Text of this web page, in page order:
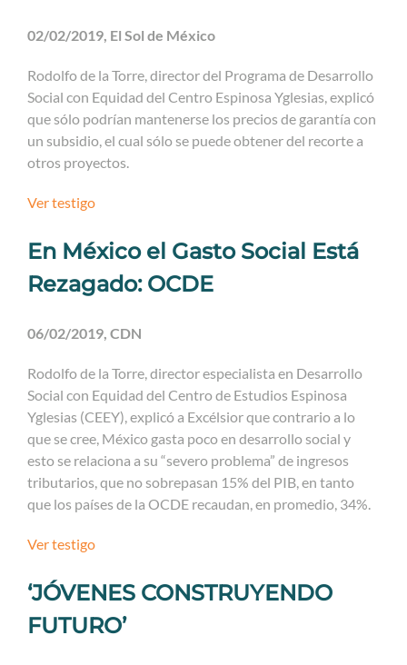
02/02/2019, El Sol de México
Rodolfo de la Torre, director del Programa de Desarrollo
Social con Equidad del Centro Espinosa Yglesias, explicó
que sólo podrían mantenerse los precios de garantía con
un subsidio, el cual sólo se puede obtener del recorte a
otros proyectos.
Ver testigo
En México el Gasto Social Está
Rezagado: OCDE
06/02/2019, CDN
Rodolfo de la Torre, director especialista en Desarrollo
Social con Equidad del Centro de Estudios Espinosa
Yglesias (CEEY), explicó a Excélsior que contrario a lo
que se cree, México gasta poco en desarrollo social y
esto se relaciona a su “severo problema” de ingresos
tributarios, que no sobrepasan 15% del PIB, en tanto
que los países de la OCDE recaudan, en promedio, 34%.
Ver testigo
‘JÓVENES CONSTRUYENDO
FUTURO’